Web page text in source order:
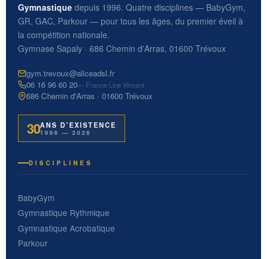
Gymnastique depuis 1996. Quatre disciplines — BabyGym,
GR, GAC, Parkour — pour tous les âges, du premier éveil à
la compétition nationale.
Gymnase Sapaly · 686 Chemin d'Arras, 01600 Trévoux
gym.trevoux@aliceadsl.fr
06 16 96 60 20— France-Line Vincent
686 Chemin d'Arras · 01600 Trévoux
30ANS D'EXISTENCE
1996 — 2026
DISCIPLINES
BabyGym
Gymnastique Rythmique
Gymnastique Acrobatique
Parkour